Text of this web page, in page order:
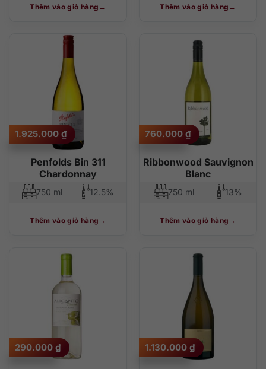
Thêm vào giỏ hàng Thêm vào giỏ hàng
Penfolds Bin 311
Chardonnay
1.925.000 ₫
750 ml 12.5%
Thêm vào giỏ hàng
Ribbonwood Sauvignon
Blanc
760.000 ₫
750 ml 13%
Thêm vào giỏ hàng
290.000 ₫ 1.130.000 ₫